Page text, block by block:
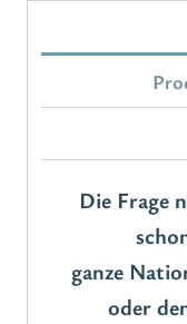
Die Frage
ganze
oder